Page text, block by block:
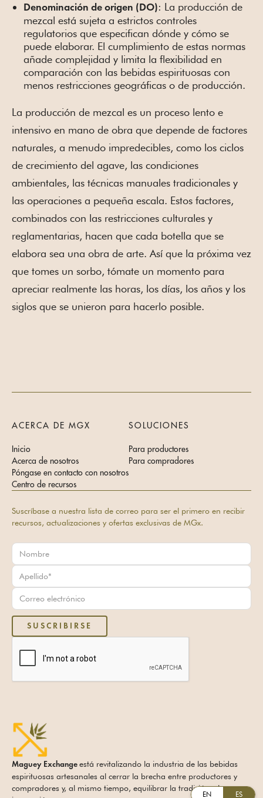
EN ES
Denominación de origen (DO): La producción de
mezcal está sujeta a estrictos controles
regulatorios que especifican dónde y cómo se
puede elaborar. El cumplimiento de estas normas
añade complejidad y limita la flexibilidad en
comparación con las bebidas espirituosas con
menos restricciones geográficas o de producción.
La producción de mezcal es un proceso lento e
intensivo en mano de obra que depende de factores
naturales, a menudo impredecibles, como los ciclos
de crecimiento del agave, las condiciones
ambientales, las técnicas manuales tradicionales y
las operaciones a pequeña escala. Estos factores,
combinados con las restricciones culturales y
reglamentarias, hacen que cada botella que se
elabora sea una obra de arte. Así que la próxima vez
que tomes un sorbo, tómate un momento para
apreciar realmente las horas, los días, los años y los
siglos que se unieron para hacerlo posible.
Maguey Exchange está revitalizando la industria de las bebidas
espirituosas artesanales al cerrar la brecha entre productores y
compradores y, al mismo tiempo, equilibrar la tradición y la
ACERCA DE MGX
Inicio
Acerca de nosotros
Póngase en contacto con nosotros
Centro de recursos
SOLUCIONES
Para productores
Para compradores
Suscríbase a nuestra lista de correo para ser el primero en recibir
recursos, actualizaciones y ofertas exclusivas de MGx.